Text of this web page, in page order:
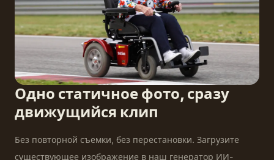
Одно статичное фото, сразу
движущийся клип
Без повторной съемки, без перестановки. Загрузите
существующее изображение в наш генератор ИИ-